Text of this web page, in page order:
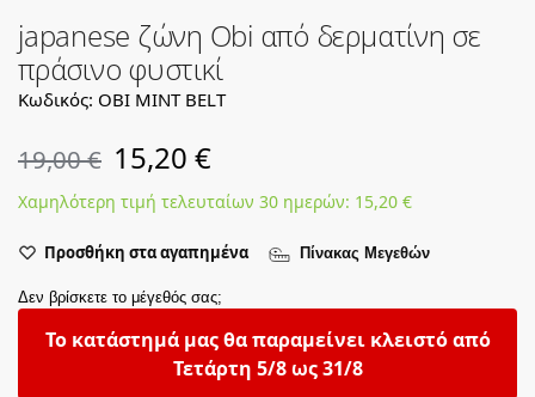
japanese ζώνη Obi από δερματίνη σε
πράσινο φυστικί
Κωδικός: OBI MINT BELT
19,00€ 15,20 €
Χαμηλότερη τιμή τελευταίων 30 ημερών: 15,20 €
Προσθήκη στα αγαπημένα Πίνακας Μεγεθών
Δεν βρίσκετε το μέγεθός σας;
Το κατάστημά μας θα παραμείνει κλειστό από
Τετάρτη 5/8 ως 31/8